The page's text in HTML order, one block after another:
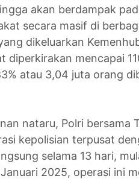
akan berdampak
secara masif di
dikeluarkan
diperkirakan mencapai
atau 3,04 juta orang
nataru, Polri bersama
kepolisian terpusat
selama 13 hari,
2025, operasi ini